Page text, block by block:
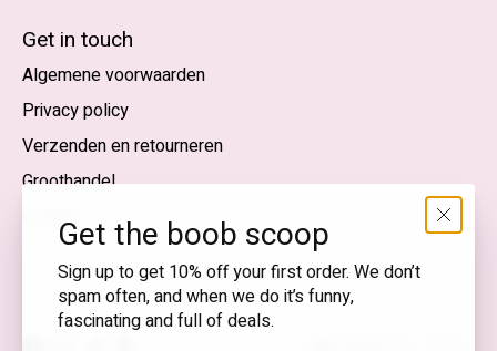
Get in touch
Algemene voorwaarden
Privacy policy
Verzenden en retourneren
Groothandel
Contact
SEK
Get the boob scoop
Sign up to get 10% off your first order. We don’t
spam often, and when we do it’s funny,
fascinating and full of deals.